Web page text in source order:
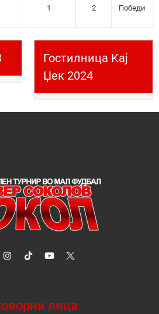
1 2 Победи
Гостилница Кај
Џек 2024
лица